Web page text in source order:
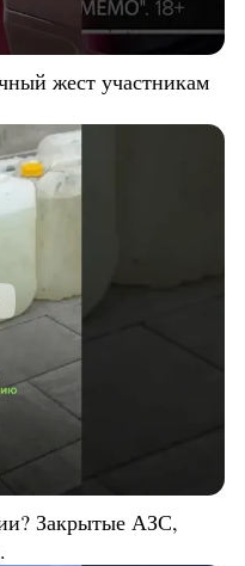
жест участникам
Закрытые АЗС,